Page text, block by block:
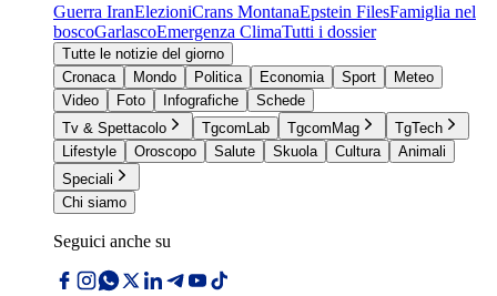
Guerra IranElezioniCrans MontanaEpstein FilesFamiglia nel
boscoGarlascoEmergenza ClimaTutti i dossier
Tutte le notizie del giorno
Cronaca
Mondo Politica Economia Sport
Meteo
Video
Foto Infografiche
Schede
Tv & Spettacolo
TgcomLab TgcomMag
TgTech
Lifestyle
Oroscopo Salute Skuola Cultura
Animali
Speciali
Chi siamo
Seguici anche su